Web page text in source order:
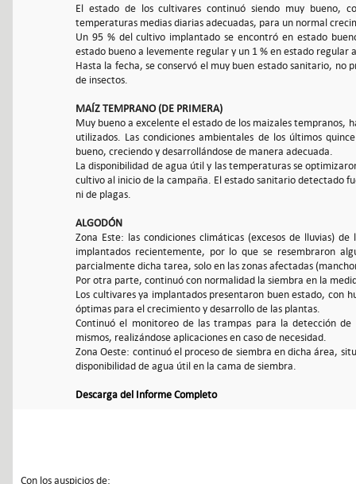
El estado de los cultivares continuó siendo muy bueno,
temperaturas medias diarias adecuadas, para un normal
Un 95 % del cultivo implantado se encontró en estado
estado bueno a levemente regular y un 1 % en estado regular
Hasta la fecha, se conservó el muy buen estado sanitario, no
de insectos.
MAÍZ TEMPRANO (DE PRIMERA)
Muy bueno a excelente el estado de los maizales tempranos,
utilizados. Las condiciones ambientales de los últimos
bueno, creciendo y desarrollándose de manera adecuada.
La disponibilidad de agua útil y las temperaturas se
cultivo al inicio de la campaña. El estado sanitario detectado
ni de plagas.
ALGODÓN
Zona Este: las condiciones climáticas (excesos de lluvias)
implantados recientemente, por lo que se resembraron
parcialmente dicha tarea, solo en las zonas afectadas
Por otra parte, continuó con normalidad la siembra en la
Los cultivares ya implantados presentaron buen estado, con
óptimas para el crecimiento y desarrollo de las plantas.
Continuó el monitoreo de las trampas para la detección
mismos, realizándose aplicaciones en caso de necesidad.
Zona Oeste: continuó el proceso de siembra en dicha área,
disponibilidad de agua útil en la cama de siembra.
Descarga del Informe Completo
Con los auspicios de: